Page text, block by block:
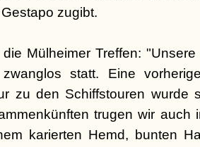
zugibt.
Mülheimer Treffen:
statt. Eine
zu den Schiffstouren wurde
trugen wir auch
karierten Hemd, bunten